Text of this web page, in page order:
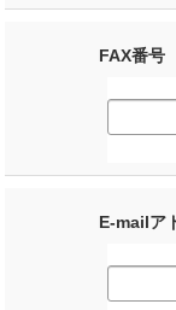
FAX番号
E-mailア